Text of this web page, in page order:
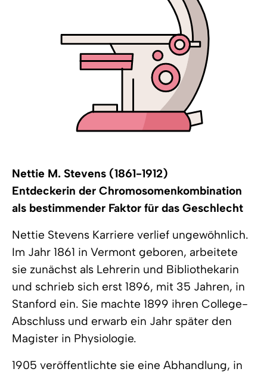
Nettie M. Stevens (1861-1912)
Entdeckerin der Chromosomenkombination
als bestimmender Faktor für das Geschlecht
Nettie Stevens Karriere verlief ungewöhnlich.
Im Jahr 1861 in Vermont geboren, arbeitete
sie zunächst als Lehrerin und Bibliothekarin
und schrieb sich erst 1896, mit 35 Jahren, in
Stanford ein. Sie machte 1899 ihren College-
Abschluss und erwarb ein Jahr später den
Magister in Physiologie.
1905 veröffentlichte sie eine Abhandlung, in